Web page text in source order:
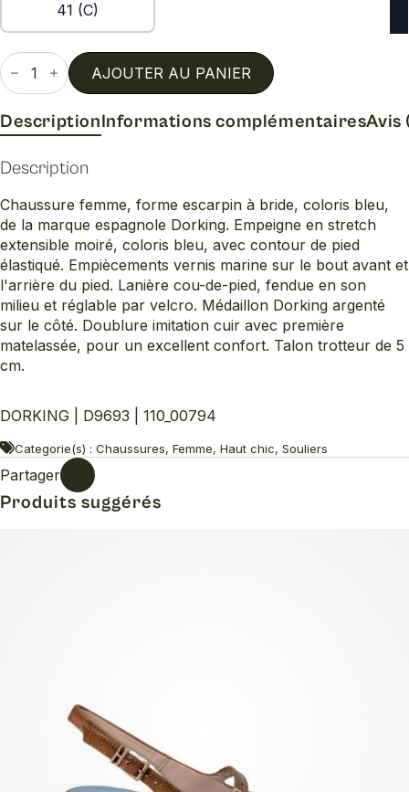
41 (C)
quantité
de
D9693
AJOUTER AU PANIER
DescriptionInformations complémentairesAvis
Description
Chaussure femme, forme escarpin à bride, coloris bleu,
de la marque espagnole Dorking. Empeigne en stretch
extensible moiré, coloris bleu, avec contour de pied
élastiqué. Empiècements vernis marine sur le bout avant et
l'arrière du pied. Lanière cou-de-pied, fendue en son
milieu et réglable par velcro. Médaillon Dorking argenté
sur le côté. Doublure imitation cuir avec première
matelassée, pour un excellent confort. Talon trotteur de 5
cm.
DORKING | D9693 | 110_00794
Categorie(s) : Chaussures, Femme, Haut chic, Souliers
Partager
Produits suggérés